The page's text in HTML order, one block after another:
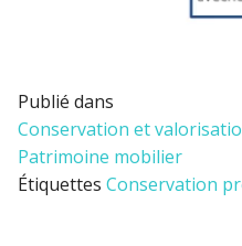
Publié dans
Conservation et
Patrimoine mobilier
Étiquettes Conservation